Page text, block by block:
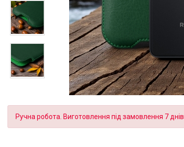
Ручна робота. Виготовлення під замовлення 7 днів